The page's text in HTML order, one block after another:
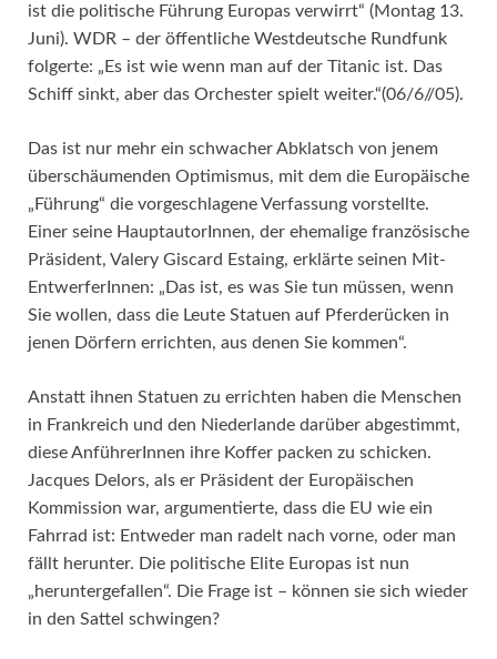
ist die politische Führung Europas verwirrt“ (Montag 13.
Juni). WDR – der öffentliche Westdeutsche Rundfunk
folgerte: „Es ist wie wenn man auf der Titanic ist. Das
Schiff sinkt, aber das Orchester spielt weiter.“(06/6//05).
Das ist nur mehr ein schwacher Abklatsch von jenem
überschäumenden Optimismus, mit dem die Europäische
„Führung“ die vorgeschlagene Verfassung vorstellte.
Einer seine HauptautorInnen, der ehemalige französische
Präsident, Valery Giscard Estaing, erklärte seinen Mit-
EntwerferInnen: „Das ist, es was Sie tun müssen, wenn
Sie wollen, dass die Leute Statuen auf Pferderücken in
jenen Dörfern errichten, aus denen Sie kommen“.
Anstatt ihnen Statuen zu errichten haben die Menschen
in Frankreich und den Niederlande darüber abgestimmt,
diese AnführerInnen ihre Koffer packen zu schicken.
Jacques Delors, als er Präsident der Europäischen
Kommission war, argumentierte, dass die EU wie ein
Fahrrad ist: Entweder man radelt nach vorne, oder man
fällt herunter. Die politische Elite Europas ist nun
„heruntergefallen“. Die Frage ist – können sie sich wieder
in den Sattel schwingen?